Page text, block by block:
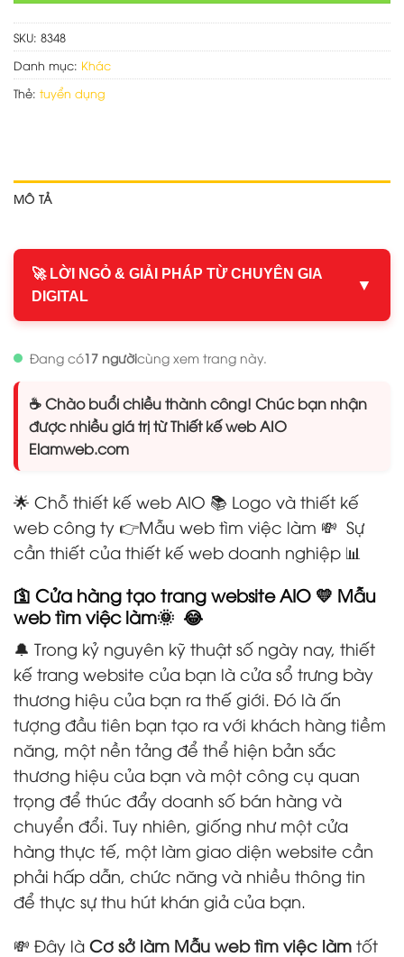
SKU: 8348
Danh mục: Khác
Thẻ: tuyển dụng
MÔ TẢ
🚀 LỜI NGỎ & GIẢI PHÁP TỪ CHUYÊN GIA
DIGITAL
▼
Đang có17 ngườicùng xem trang này.
☕ Chào buổi chiều thành công! Chúc bạn nhận
được nhiều giá trị từ Thiết kế web AIO
Elamweb.com
🌟 Chỗ thiết kế web AIO 📚 Logo và thiết kế
web công ty 👉Mẫu web tìm việc làm 💸 Sự
cần thiết của thiết kế web doanh nghiệp 📊
🛐 Cửa hàng tạo trang website AIO 💛 Mẫu
web tìm việc làm🌞 😂
🔔 Trong kỷ nguyên kỹ thuật số ngày nay, thiết
kế trang website của bạn là cửa sổ trưng bày
thương hiệu của bạn ra thế giới. Đó là ấn
tượng đầu tiên bạn tạo ra với khách hàng tiềm
năng, một nền tảng để thể hiện bản sắc
thương hiệu của bạn và một công cụ quan
trọng để thúc đẩy doanh số bán hàng và
chuyển đổi. Tuy nhiên, giống như một cửa
hàng thực tế, một làm giao diện website cần
phải hấp dẫn, chức năng và nhiều thông tin
để thực sự thu hút khán giả của bạn.
💸 Đây là Cơ sở làm Mẫu web tìm việc làm tốt